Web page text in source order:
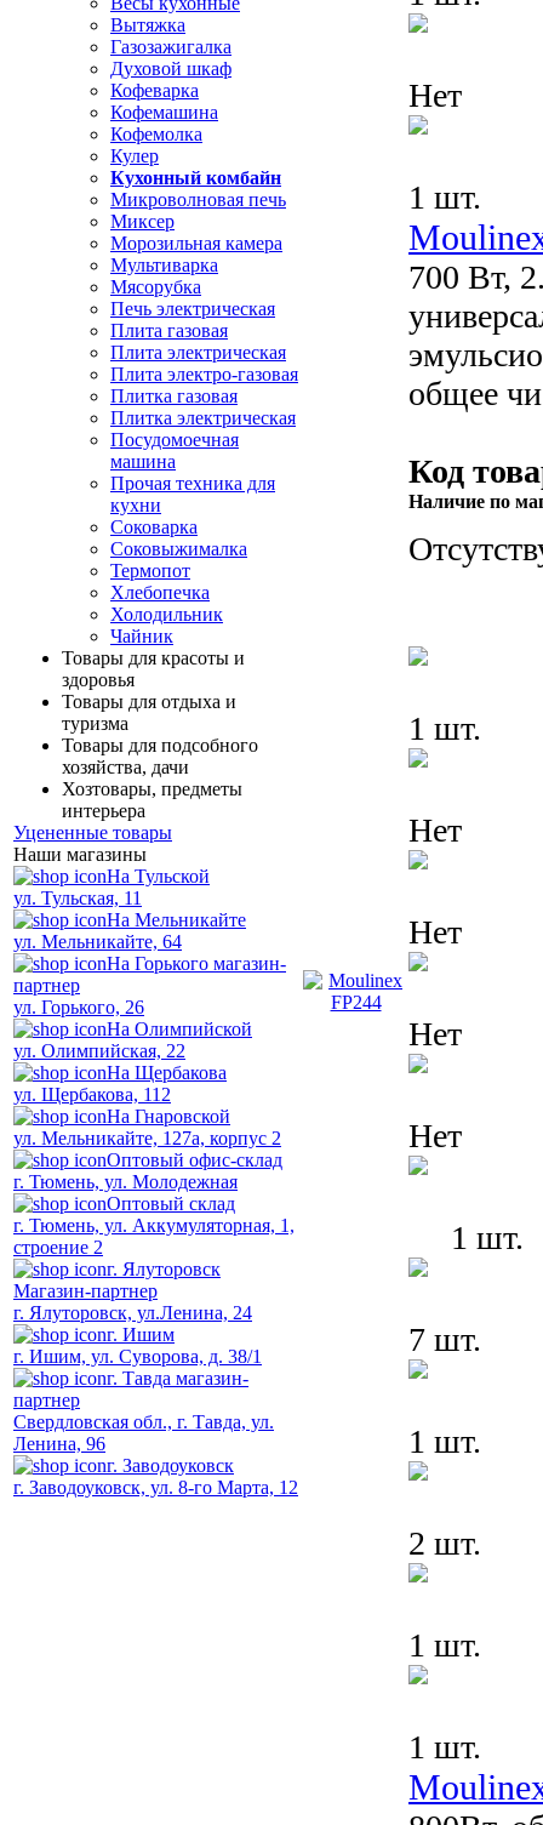
Вытяжка
Газозажигалка
Духовой шкаф
Кофеварка
Кофемашина
Кофемолка
Кулер
Кухонный комбайн
Микроволновая печь
Миксер
Морозильная камера
Мультиварка
Мясорубка
Печь электрическая
Плита газовая
Плита электрическая
Плита электро-газовая
Плитка газовая
Плитка электрическая
Посудомоечная
машина
Прочая техника для
кухни
Соковарка
Соковыжималка
Термопот
Хлебопечка
Холодильник
Чайник
Товары для красоты и
здоровья
Товары для отдыха и
туризма
Товары для подсобного
хозяйства, дачи
Хозтовары, предметы
интерьера
Уцененные товары
Наши магазины
На Тульской
ул. Тульская, 11
На Мельникайте
ул. Мельникайте, 64
На Горького магазин-
партнер
ул. Горького, 26
На Олимпийской
ул. Олимпийская, 22
На Щербакова
ул. Щербакова, 112
На Гнаровской
ул. Мельникайте, 127а, корпус 2
Оптовый офис-склад
г. Тюмень, ул. Молодежная
Оптовый склад
г. Тюмень, ул. Аккумуляторная, 1,
строение 2
г. Ялуторовск
Магазин-партнер
г. Ялуторовск, ул.Ленина, 24
г. Ишим
г. Ишим, ул. Суворова, д. 38/1
г. Тавда магазин-
партнер
Свердловская обл., г. Тавда, ул.
Ленина, 96
г. Заводоуковск
г. Заводоуковск, ул. 8-го Марта, 12
Нет
1 шт.
700 Вт,
общее
Код
Наличие по
1 шт.
Нет
Нет
Нет
Нет
1 шт.
7 шт.
1 шт.
2 шт.
1 шт.
1 шт.